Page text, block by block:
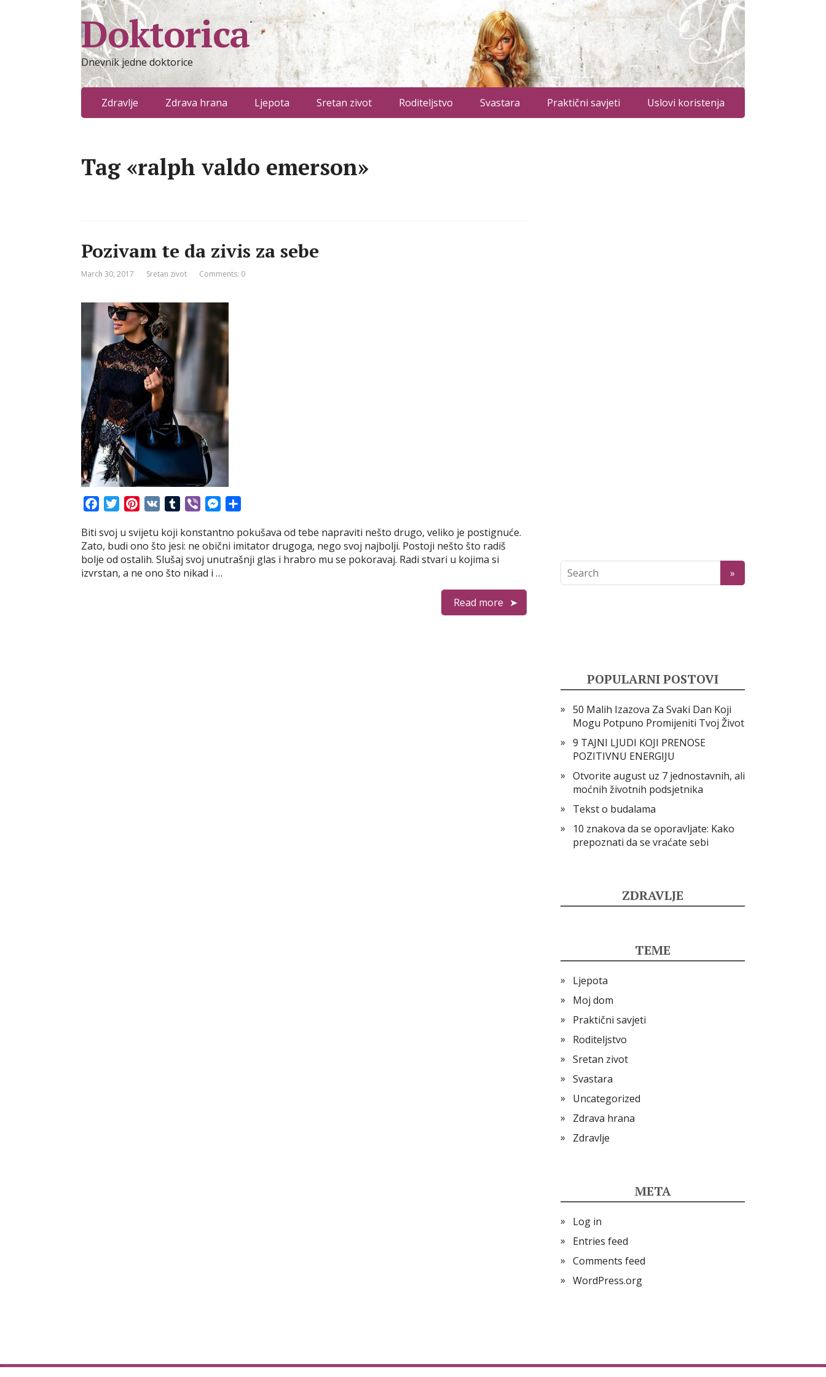
Doktorica
Dnevnik jedne doktorice
Zdravlje Zdrava hrana Ljepota Sretan zivot Roditeljstvo Svastara Praktični savjeti Uslovi koristenja
Tag «ralph valdo emerson»
Pozivam te da zivis za sebe
March 30, 2017 Sretan zivot Comments: 0
c
e
b
o
i
t
t
e
n
t
e
r
m
b
l
r
b
e
r
M
s
s
e
n
a
r
e
Biti svoj u svijetu koji konstantno pokušava od tebe napraviti nešto drugo, veliko je postignuće.
Zato, budi ono što jesi: ne obični imitator drugoga, nego svoj najbolji. Postoji nešto što radiš
bolje od ostalih. Slušaj svoj unutrašnji glas i hrabro mu se pokoravaj. Radi stvari u kojima si
izvrstan, a ne ono što nikad i …
Read more
POPULARNI POSTOVI
50 Malih Izazova Za Svaki Dan Koji
Mogu Potpuno Promijeniti Tvoj Život
9 TAJNI LJUDI KOJI PRENOSE
POZITIVNU ENERGIJU
Otvorite august uz 7 jednostavnih, ali
moćnih životnih podsjetnika
Tekst o budalama
10 znakova da se oporavljate: Kako
prepoznati da se vraćate sebi
ZDRAVLJE
TEME
Ljepota
Moj dom
Praktični savjeti
Roditeljstvo
Sretan zivot
Svastara
Uncategorized
Zdrava hrana
Zdravlje
META
Log in
Entries feed
Comments feed
WordPress.org